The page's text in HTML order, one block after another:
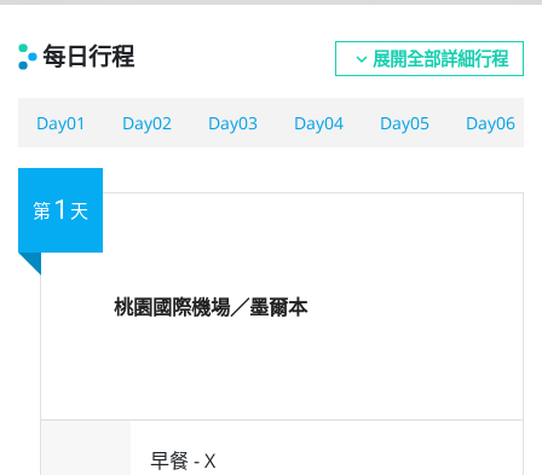
每日行程 expand_more 展開全部詳細行程
Day01 Day02 Day03 Day04 Day05 Day06
第 1 天
桃園國際機場／墨爾本
早餐 -X